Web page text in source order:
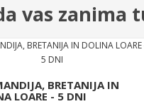
vas zanima
BRETANIJA IN
LOARE - 5 DNI